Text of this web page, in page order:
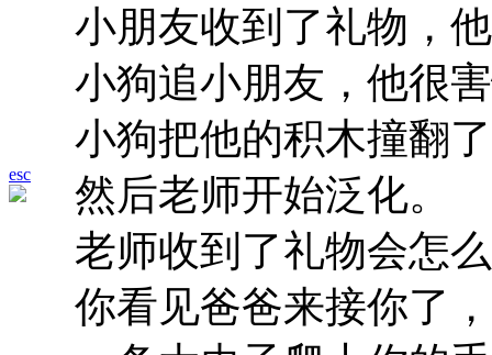
esc
小朋友收到了礼物，
小狗追小朋友，他很
小狗把他的积木撞翻
然后老师开始泛化。
老师收到了礼物会怎
你看见爸爸来接你了